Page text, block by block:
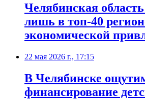
Челябинская
лишь в топ-40
экономической
22 мая 2026 г., 17:15
В Челябинске
финансирование